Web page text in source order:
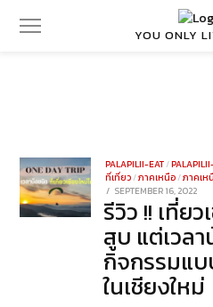
YOU ONLY
PALAPILII-EAT /
ที่เที่ยว /ภาคเหนือ /ภาคเห
POSTED
ON
SEPTEMBER 16, 2022
28,
รีวิว !! เที่ย
สูบ แต่เวล
กิจกรรมแ
ในเชียงใหม่